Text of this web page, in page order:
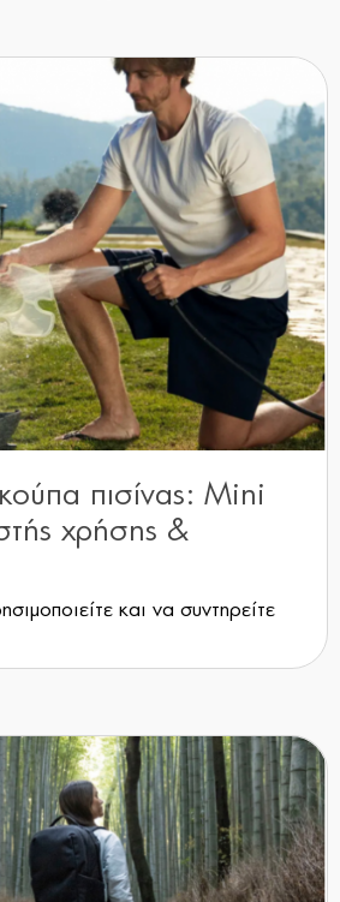
πισίνας: Mini
χρήσης &
και να συντηρείτε